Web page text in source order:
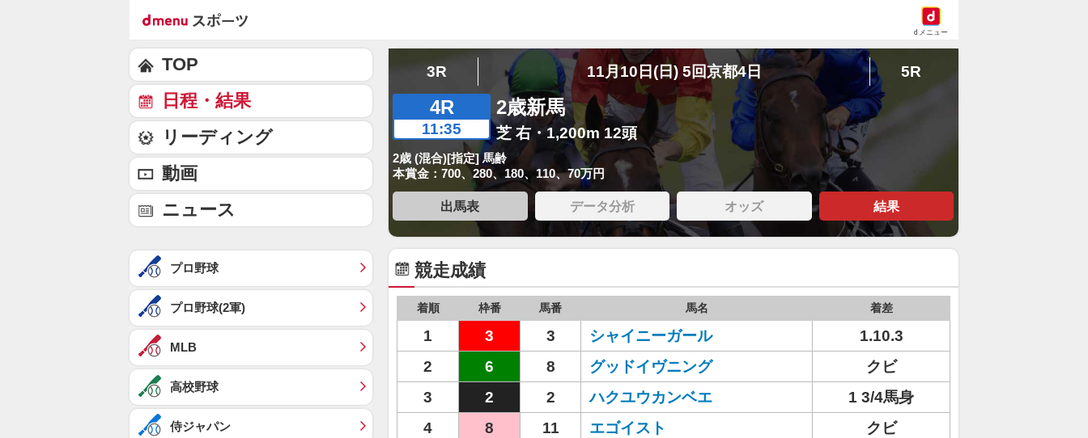
dメニュー
3R 11月10日(日) 5回京都4日 5R
4R
11:35
2歳新馬
芝 右・1,200m 12頭
2歳 (混合)[指定] 馬齢
本賞金：700、280、180、110、70万円
出馬表 データ分析 オッズ 結果
競走成績
着順 枠番 馬番 馬名 着差
1 3 3 シャイニーガール
1.10.3
2
6 8 グッドイヴニング
クビ
3
2 2 ハクユウカンベエ
1 3/4馬身
4
8 11 エゴイスト
クビ
TOP
日程・結果
リーディング
動画
ニュース
プロ野球
プロ野球(2軍)
MLB
高校野球
侍ジャパン